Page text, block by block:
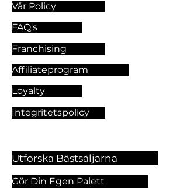
Vår Policy
FAQ's
Franchising
Affiliateprogram
Loyalty
Integritetspolicy
Utforska Bästsäljarna
Gör Din Egen Palett